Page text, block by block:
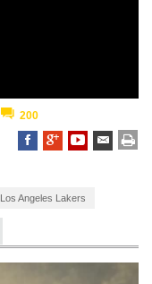
200
Los Angeles Lakers